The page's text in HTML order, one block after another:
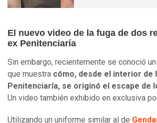
El nuevo video de la fuga de dos
ex Penitenciaría
Sin embargo, recientemente se conoció
que muestra cómo, desde el interior de
Penitenciaría, se originó el escape de
Un video también exhibido en exclusiva
Utilizando un uniforme similar al de